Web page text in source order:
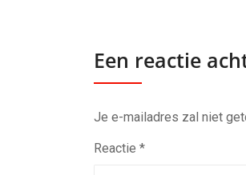
Een reactie
Je e-mailadres zal niet
Reactie *